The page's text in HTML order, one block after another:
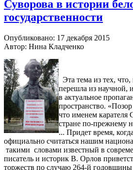
Суворова в истории
государственности
Опубликовано: 17 декабря 2015
Автор: Нина Кладченко
Эта тема из тех,
перешла из научной,
в актуальное
пространство.
что именем карателя
стране по-прежнему
... Придет время,
официально считаться нашим
такими словами известный в
писатель и историк В. Орлов
торжеств по случаю 264-й